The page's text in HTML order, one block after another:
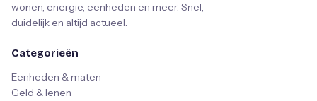
wonen, energie, eenheden en meer. Snel,
duidelijk en altijd actueel.
Categorieën
Eenheden & maten
Geld & lenen